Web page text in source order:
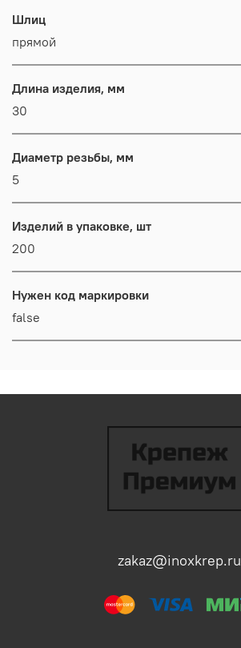
Шлиц
прямой
Длина изделия, мм
30
Диаметр резьбы, мм
5
Изделий в упаковке, шт
200
Нужен код маркировки
false
zakaz@inoxkrep.ru